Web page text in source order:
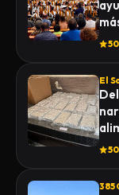
50
El
50
385